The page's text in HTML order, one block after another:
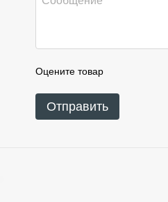
Оцените товар
Отправить